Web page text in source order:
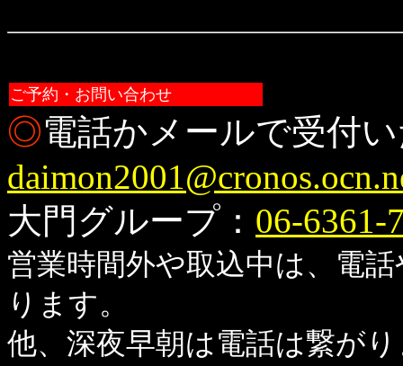
ご予約・お問い合わせ
◎電話かメールで受付
大門グループ： 06-6361-
営業時間外や取込中は、電
ります。
他、深夜早朝は電話は繋が